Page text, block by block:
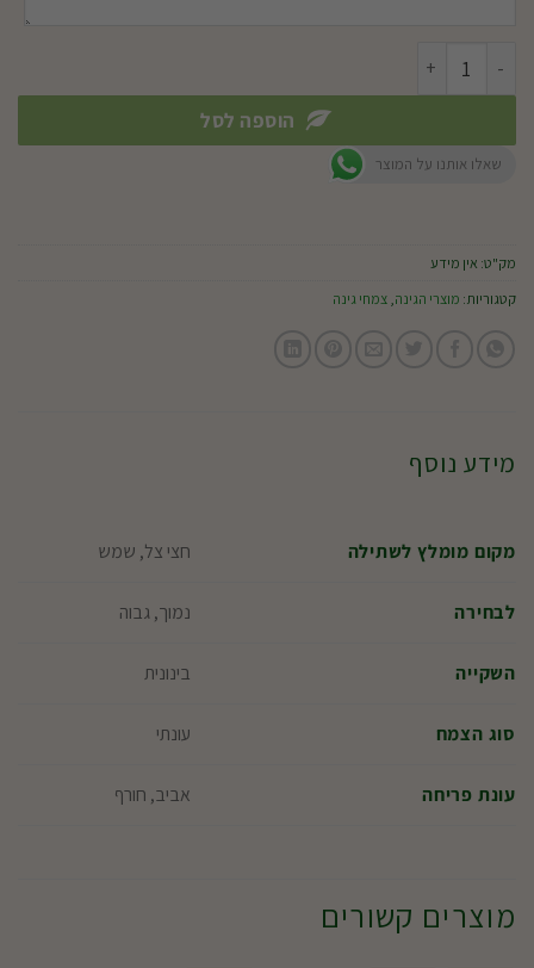
כמות של לוע הארי
הוספה לסל
שאלו אותנו על המוצר
מק"ט: אין מידע
קטגוריות: מוצרי הגינה,צמחי גינה
מידע נוסף
מקום מומלץ לשתילה חצי צל, שמש
לבחירה נמוך, גבוה
השקייה בינונית
סוג הצמח עונתי
עונת פריחה אביב, חורף
מוצרים קשורים